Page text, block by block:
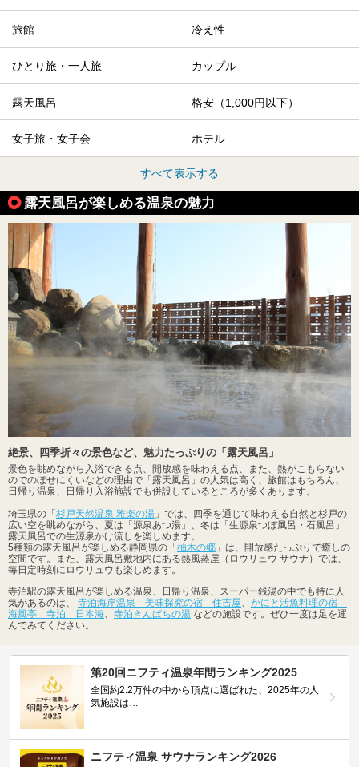
旅館 冷え性
ひとり旅・一人旅 カップル
露天風呂 格安（1,000円以下）
女子旅・女子会 ホテル
すべて表示する
露天風呂が楽しめる温泉の魅力
絶景、四季折々の景色など、魅力たっぷりの「露天風呂」
景色を眺めながら入浴できる点、開放感を味わえる点、また、熱がこもらない
のでのぼせにくいなどの理由で「露天風呂」の人気は高く、旅館はもちろん、
日帰り温泉、日帰り入浴施設でも併設しているところが多くあります。
埼玉県の「 杉戸天然温泉 雅楽の湯 」では、四季を通じて味わえる自然と杉戸の
広い空を眺めながら、夏は「源泉あつ湯」、冬は「生源泉つぼ風呂・石風呂」
露天風呂での生源泉かけ流しを楽しめます。
5種類の露天風呂が楽しめる静岡県の「 柚木の郷 」は、開放感たっぷりで癒しの
空間です。また、露天風呂敷地内にある熱風蒸屋（ロウリュウ サウナ）では、
毎日定時刻にロウリュウも楽しめます。
寺泊駅の露天風呂が楽しめる温泉、日帰り温泉、スーパー銭湯の中でも特に人
気があるのは、 寺泊海岸温泉 美味探究の宿 住吉屋、 かにと活魚料理の宿
海風亭 寺泊 日本海、 寺泊きんぱちの湯 などの施設です。ぜひ一度は足を運
んでみてください。
第20回ニフティ温泉年間ランキング2025
全国約2.2万件の中から頂点に選ばれた、2025年の人
気施設は…
ニフティ温泉 サウナランキング2026